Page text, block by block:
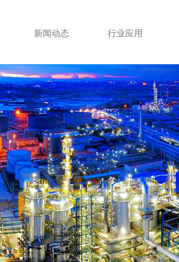
新闻动态 行业应用